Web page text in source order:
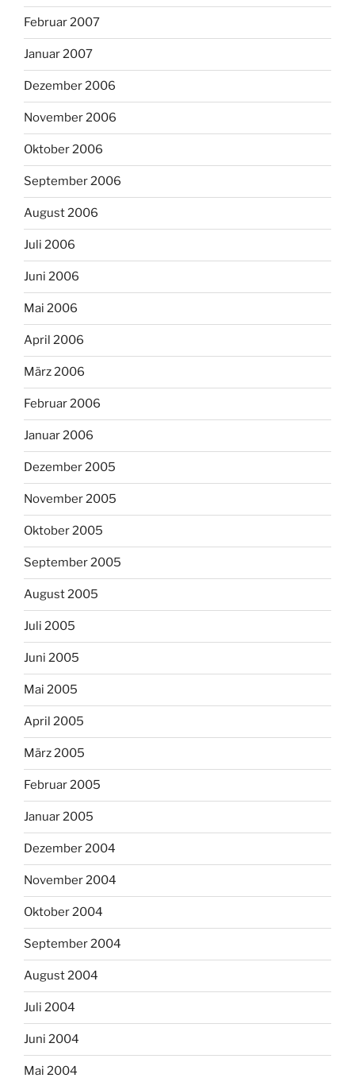
Februar 2007
Januar 2007
Dezember 2006
November 2006
Oktober 2006
September 2006
August 2006
Juli 2006
Juni 2006
Mai 2006
April 2006
März 2006
Februar 2006
Januar 2006
Dezember 2005
November 2005
Oktober 2005
September 2005
August 2005
Juli 2005
Juni 2005
Mai 2005
April 2005
März 2005
Februar 2005
Januar 2005
Dezember 2004
November 2004
Oktober 2004
September 2004
August 2004
Juli 2004
Juni 2004
Mai 2004